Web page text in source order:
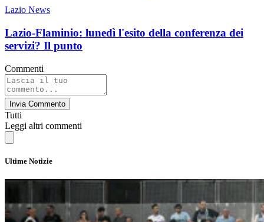
Lazio News
Lazio-Flaminio: lunedì l'esito della conferenza dei
servizi? Il punto
Commenti
Invia Commento
Tutti
Leggi altri commenti
Ultime Notizie